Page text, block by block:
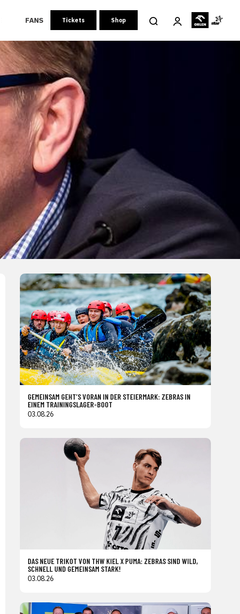
FANS Tickets Shop
GEMEINSAM GEHT’S VORAN IN DER STEIERMARK: ZEBRAS IN
EINEM TRAININGSLAGER-BOOT
03.08.26
DAS NEUE TRIKOT VON THW KIEL X PUMA: ZEBRAS SIND WILD,
SCHNELL UND GEMEINSAM STARK!
03.08.26